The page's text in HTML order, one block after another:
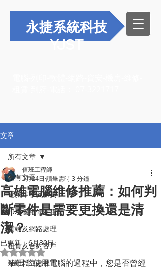
永捷系統科技
YJST
文章
所有文章
電腦維修及租賃
印表機維修及租賃
雲端及網路處理
租賃及合約客戶
疑難雜症處裡
所有文章
高雄電腦維修推薦：如何判
斷零件是需要更換還是清
潔？
值班工程師
5月24日 讀畢需時 3 分鐘
已更新：6月30日
評等為 NaN（最高為 5 顆星）。
在日常使用電腦的過程中，您是否曾經